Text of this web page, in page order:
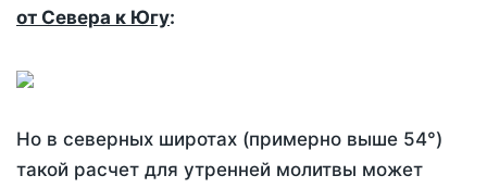
от Севера к Югу:
Но в северных широтах (примерно выше 54°)
такой расчет для утренней молитвы может